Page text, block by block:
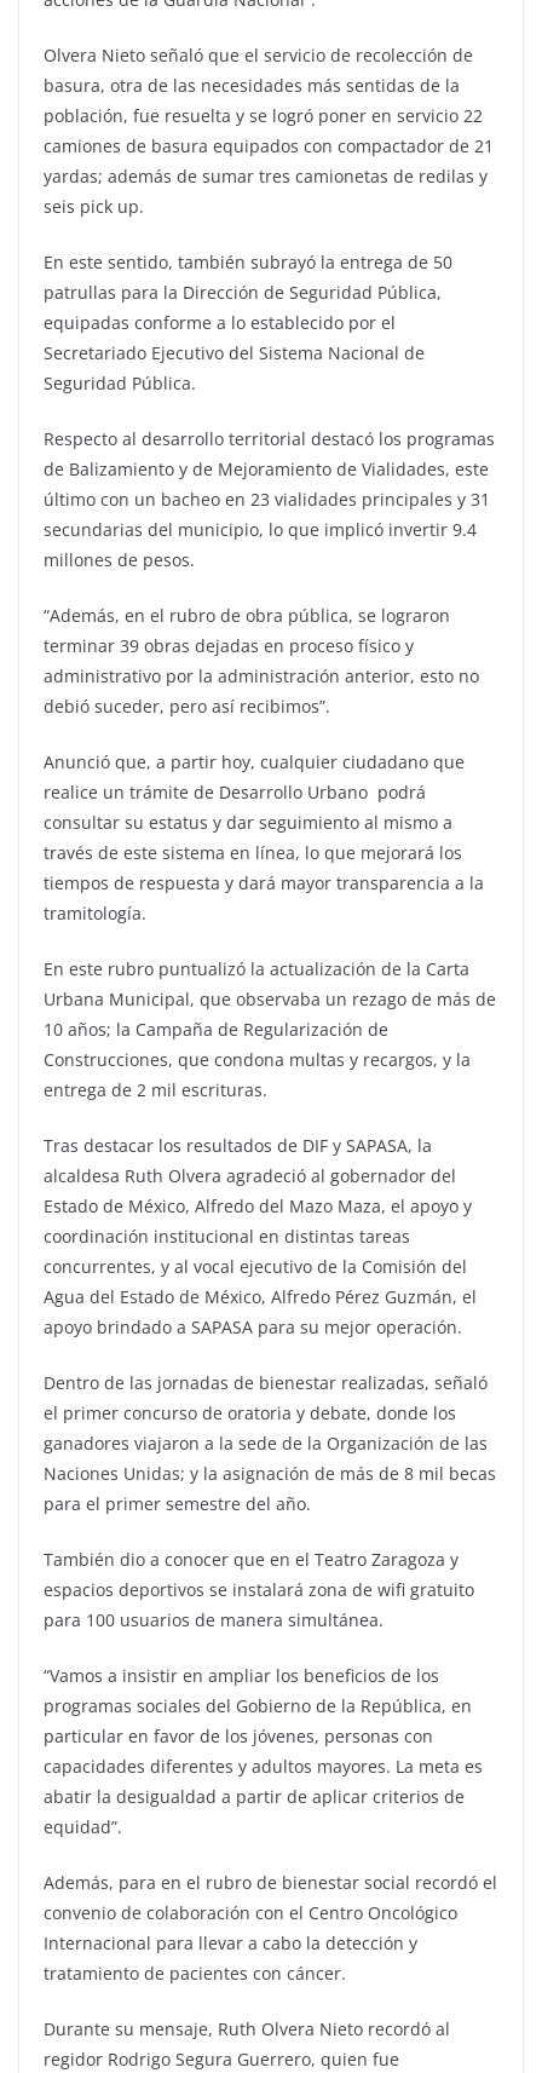
Olvera Nieto señaló que el servicio de recolección de
basura, otra de las necesidades más sentidas de la
población, fue resuelta y se logró poner en servicio 22
camiones de basura equipados con compactador de 21
yardas; además de sumar tres camionetas de redilas y
seis pick up.
En este sentido, también subrayó la entrega de 50
patrullas para la Dirección de Seguridad Pública,
equipadas conforme a lo establecido por el
Secretariado Ejecutivo del Sistema Nacional de
Seguridad Pública.
Respecto al desarrollo territorial destacó los programas
de Balizamiento y de Mejoramiento de Vialidades, este
último con un bacheo en 23 vialidades principales y 31
secundarias del municipio, lo que implicó invertir 9.4
millones de pesos.
“Además, en el rubro de obra pública, se lograron
terminar 39 obras dejadas en proceso físico y
administrativo por la administración anterior, esto no
debió suceder, pero así recibimos”.
Anunció que, a partir hoy, cualquier ciudadano que
realice un trámite de Desarrollo Urbano podrá
consultar su estatus y dar seguimiento al mismo a
través de este sistema en línea, lo que mejorará los
tiempos de respuesta y dará mayor transparencia a la
tramitología.
En este rubro puntualizó la actualización de la Carta
Urbana Municipal, que observaba un rezago de más de
10 años; la Campaña de Regularización de
Construcciones, que condona multas y recargos, y la
entrega de 2 mil escrituras.
Tras destacar los resultados de DIF y SAPASA, la
alcaldesa Ruth Olvera agradeció al gobernador del
Estado de México, Alfredo del Mazo Maza, el apoyo y
coordinación institucional en distintas tareas
concurrentes, y al vocal ejecutivo de la Comisión del
Agua del Estado de México, Alfredo Pérez Guzmán, el
apoyo brindado a SAPASA para su mejor operación.
Dentro de las jornadas de bienestar realizadas, señaló
el primer concurso de oratoria y debate, donde los
ganadores viajaron a la sede de la Organización de las
Naciones Unidas; y la asignación de más de 8 mil becas
para el primer semestre del año.
También dio a conocer que en el Teatro Zaragoza y
espacios deportivos se instalará zona de wifi gratuito
para 100 usuarios de manera simultánea.
“Vamos a insistir en ampliar los beneficios de los
programas sociales del Gobierno de la República, en
particular en favor de los jóvenes, personas con
capacidades diferentes y adultos mayores. La meta es
abatir la desigualdad a partir de aplicar criterios de
equidad”.
Además, para en el rubro de bienestar social recordó el
convenio de colaboración con el Centro Oncológico
Internacional para llevar a cabo la detección y
tratamiento de pacientes con cáncer.
Durante su mensaje, Ruth Olvera Nieto recordó al
regidor Rodrigo Segura Guerrero, quien fue